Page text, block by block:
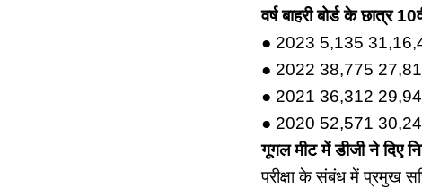
वर्ष बाहरी बोर्ड के छात्र
● 2023 5,135
● 2022 38,775
● 2021 36,312
● 2020 52,571
गूगल मीट में डीजी ने दिए
परीक्षा के संबंध में प्रमुख